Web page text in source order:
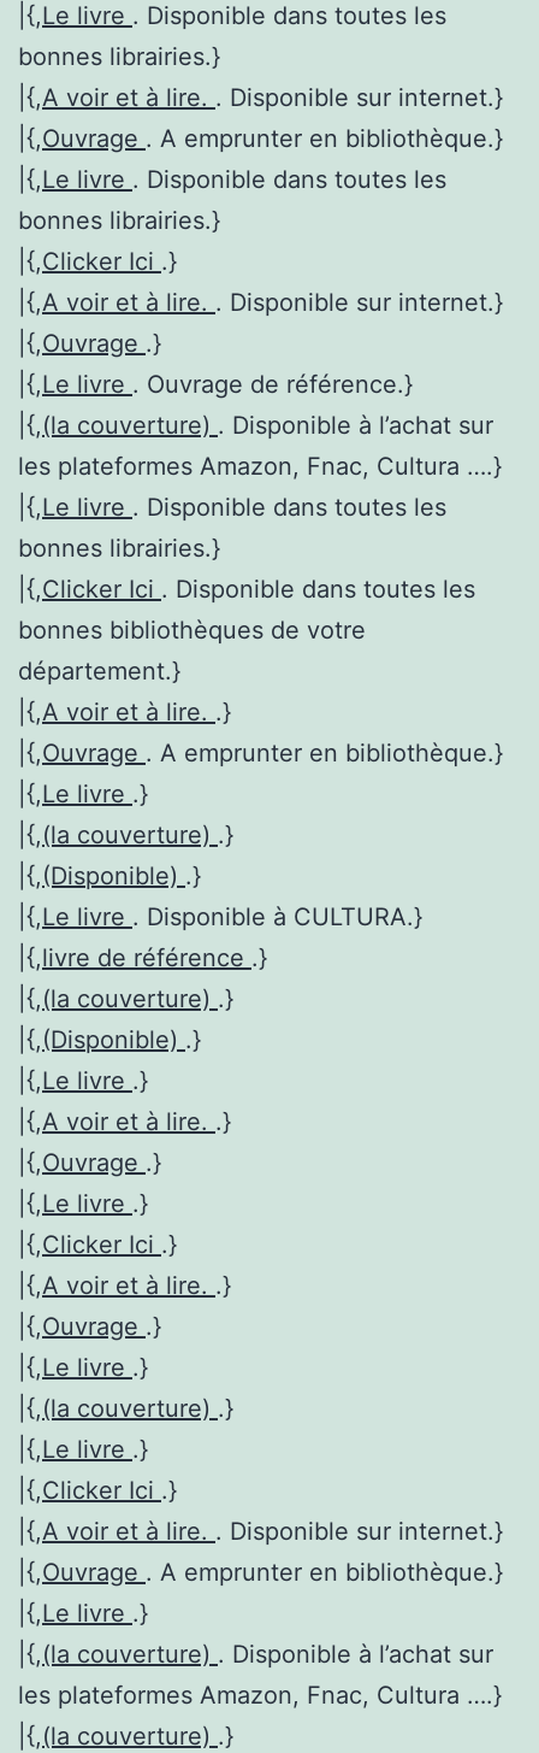
|{,Le livre . Disponible dans toutes les
bonnes librairies.}
|{,A voir et à lire. . Disponible sur internet.}
|{,Ouvrage . A emprunter en bibliothèque.}
|{,Le livre . Disponible dans toutes les
bonnes librairies.}
|{,Clicker Ici .}
|{,A voir et à lire. . Disponible sur internet.}
|{,Ouvrage .}
|{,Le livre . Ouvrage de référence.}
|{,(la couverture) . Disponible à l’achat sur
les plateformes Amazon, Fnac, Cultura ….}
|{,Le livre . Disponible dans toutes les
bonnes librairies.}
|{,Clicker Ici . Disponible dans toutes les
bonnes bibliothèques de votre
département.}
|{,A voir et à lire. .}
|{,Ouvrage . A emprunter en bibliothèque.}
|{,Le livre .}
|{,(la couverture) .}
|{,(Disponible) .}
|{,Le livre . Disponible à CULTURA.}
|{,livre de référence .}
|{,(la couverture) .}
|{,(Disponible) .}
|{,Le livre .}
|{,A voir et à lire. .}
|{,Ouvrage .}
|{,Le livre .}
|{,Clicker Ici .}
|{,A voir et à lire. .}
|{,Ouvrage .}
|{,Le livre .}
|{,(la couverture) .}
|{,Le livre .}
|{,Clicker Ici .}
|{,A voir et à lire. . Disponible sur internet.}
|{,Ouvrage . A emprunter en bibliothèque.}
|{,Le livre .}
|{,(la couverture) . Disponible à l’achat sur
les plateformes Amazon, Fnac, Cultura ….}
|{,(la couverture) .}